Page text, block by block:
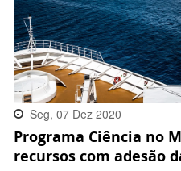
Seg, 07 Dez 2020
12:31:00 -0300
Programa Ciência no
recursos com adesão